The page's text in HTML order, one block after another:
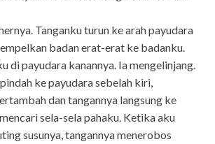
Tanganku turun ke arah payudara
badan erat-erat ke badanku.
di payudara kanannya. Ia mengelinjang.
ke payudara sebelah kiri,
dan tangannya langsung ke
sela-sela pahaku. Ketika aku
susunya, tangannya menerobos